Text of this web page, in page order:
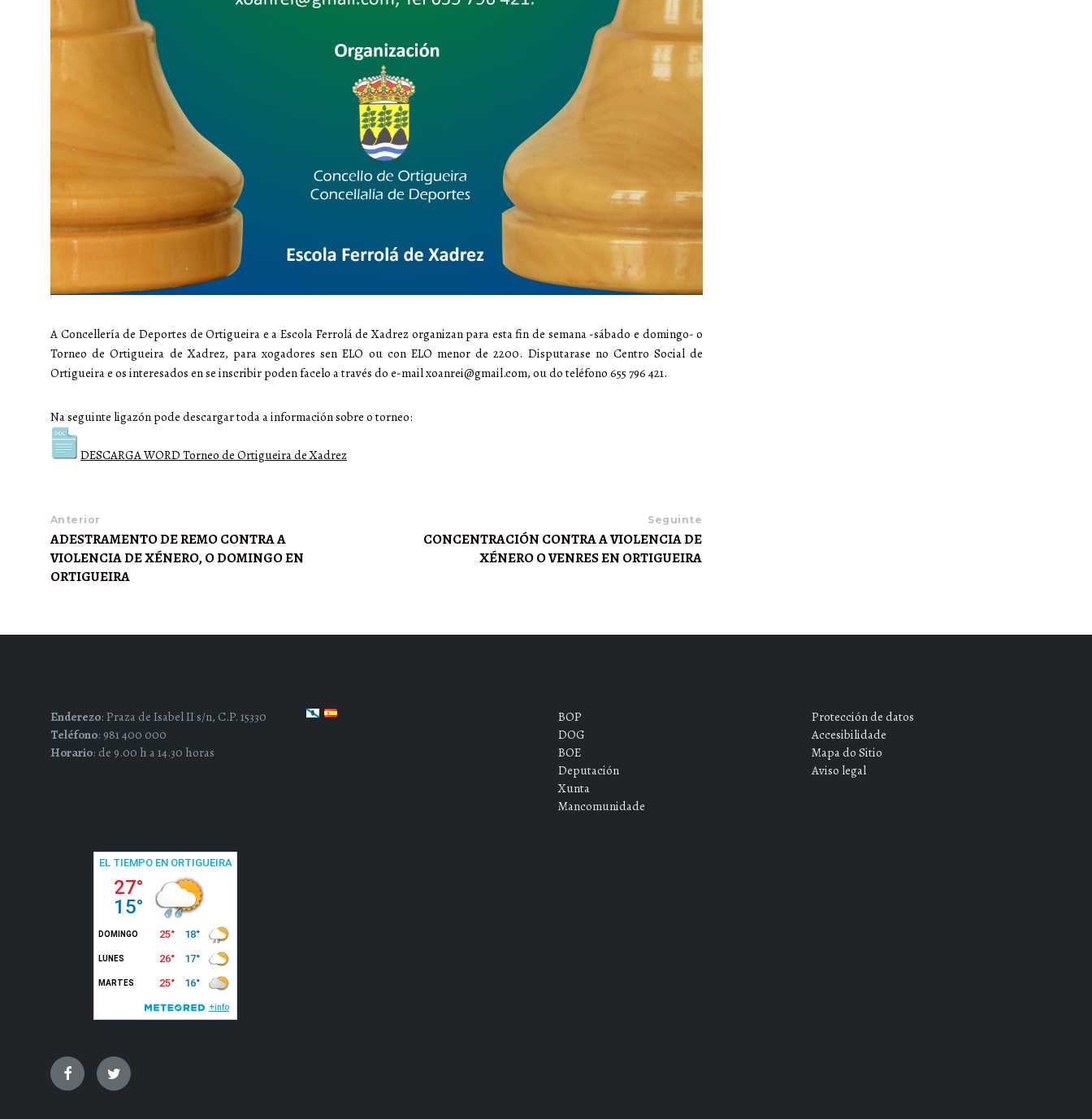
A Concellería de Deportes de Ortigueira e a Escola Ferrolá de Xadrez organizan para esta fin de semana -sábado e domingo- o
Torneo de Ortigueira de Xadrez, para xogadores sen ELO ou con ELO menor de 2200. Disputarase no Centro Social de
Ortigueira e os interesados en se inscribir poden facelo a través do e-mail xoanrei@gmail.com, ou do teléfono 655 796 421.
Na seguinte ligazón pode descargar toda a información sobre o torneo:
DESCARGA WORD Torneo de Ortigueira de Xadrez
Anterior
ADESTRAMENTO DE REMO CONTRA A
VIOLENCIA DE XÉNERO, O DOMINGO EN
ORTIGUEIRA
Seguinte
CONCENTRACIÓN CONTRA A VIOLENCIA DE
XÉNERO O VENRES EN ORTIGUEIRA
Enderezo: Praza de Isabel II s/n, C.P. 15330
Teléfono: 981 400 000
Horario: de 9.00 h a 14.30 horas
BOP
DOG
BOE
Deputación
Xunta
Mancomunidade
Protección de datos
Accesibilidade
Mapa do Sitio
Aviso legal
FacebookTwitter